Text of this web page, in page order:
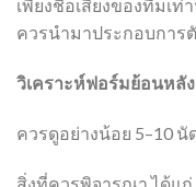
เพียงชื่อเสียงของทีมเ
ควรนำมาประกอบการ
วิเคราะห์ฟอร์มย้อนหลัง
ควรดูอย่างน้อย 5–10 นั